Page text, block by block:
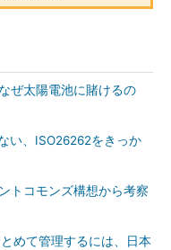
ぜ太陽電池に賭けるの
い、ISO26262をきっか
トコモンズ構想から考察
めて管理するには、日本